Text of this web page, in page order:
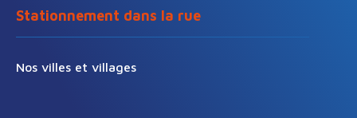
Stationnement dans la rue
Nos villes et villages